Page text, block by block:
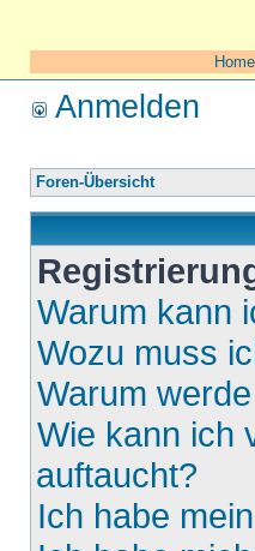
Home
Anmelden
Foren-Übersicht
Warum kann
Wozu muss
Warum
Wie kann ich
auftaucht?
Ich habe